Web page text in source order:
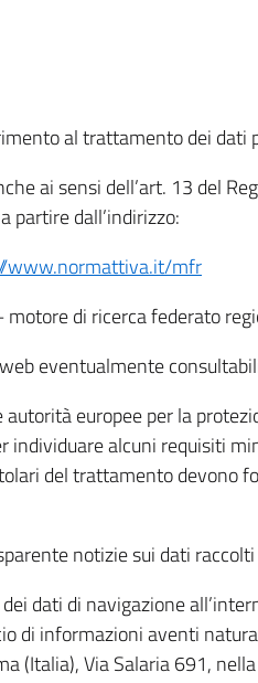
al trattamento dei dati
ai sensi dell’art. 13 del
partire dall’indirizzo:
www.normattiva.it/mfr
di ricerca federato
eventualmente
europee per la
alcuni requisiti
del trattamento devono
notizie sui dati
dati di navigazione
di informazioni aventi
(Italia), Via Salaria 691,